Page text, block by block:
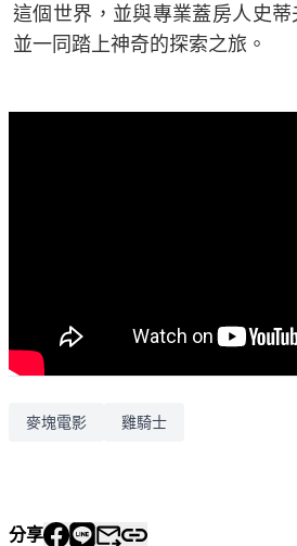
這個世界，並與專業蓋房人史蒂
並一同踏上神奇的探索之旅。
麥塊電影 雞騎士
分享